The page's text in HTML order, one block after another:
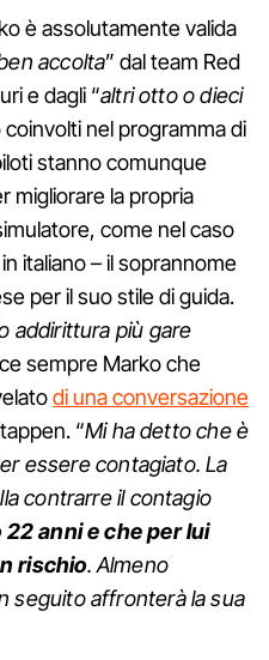
è assolutamente valida
accolta” dal team Red
e dagli “altri otto o dieci
nel programma di
stanno comunque
migliorare la propria
come nel caso
italiano – il soprannome
per il suo stile di guida.
addirittura più gare
sempre Marko che
di una conversazione
“Mi ha detto che è
essere contagiato. La
contrarre il contagio
anni e che per lui
rischio. Almeno
seguito affronterà la sua